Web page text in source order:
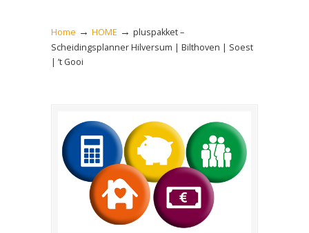
Home → HOME → pluspakket –
Scheidingsplanner Hilversum | Bilthoven | Soest
| ’t Gooi